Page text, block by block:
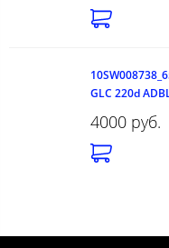
GLC 220d
4000 руб.